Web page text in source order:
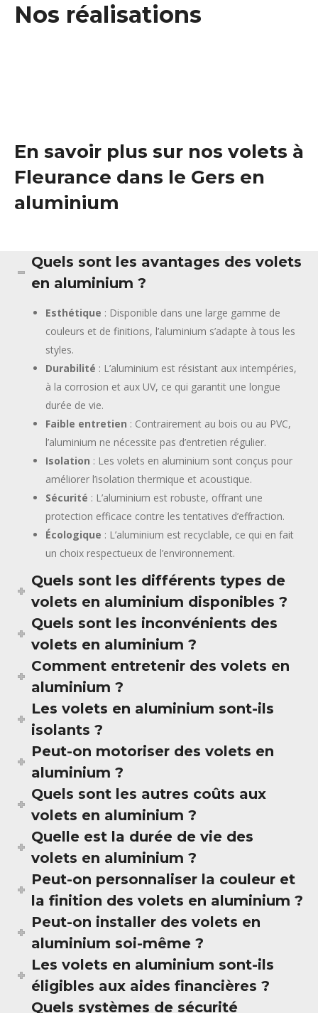
Nos réalisations
En savoir plus sur nos volets à
Fleurance dans le Gers en
aluminium
Quels sont les avantages des volets
en aluminium ?
Esthétique : Disponible dans une large gamme de
couleurs et de finitions, l’aluminium s’adapte à tous les
styles.
Durabilité : L’aluminium est résistant aux intempéries,
à la corrosion et aux UV, ce qui garantit une longue
durée de vie.
Faible entretien : Contrairement au bois ou au PVC,
l’aluminium ne nécessite pas d’entretien régulier.
Isolation : Les volets en aluminium sont conçus pour
améliorer l’isolation thermique et acoustique.
Sécurité : L’aluminium est robuste, offrant une
protection efficace contre les tentatives d’effraction.
Écologique : L’aluminium est recyclable, ce qui en fait
un choix respectueux de l’environnement.
Quels sont les différents types de
volets en aluminium disponibles ?
Quels sont les inconvénients des
volets en aluminium ?
Comment entretenir des volets en
aluminium ?
Les volets en aluminium sont-ils
isolants ?
Peut-on motoriser des volets en
aluminium ?
Quels sont les autres coûts aux
volets en aluminium ?
Quelle est la durée de vie des
volets en aluminium ?
Peut-on personnaliser la couleur et
la finition des volets en aluminium ?
Peut-on installer des volets en
aluminium soi-même ?
Les volets en aluminium sont-ils
éligibles aux aides financières ?
Quels systèmes de sécurité